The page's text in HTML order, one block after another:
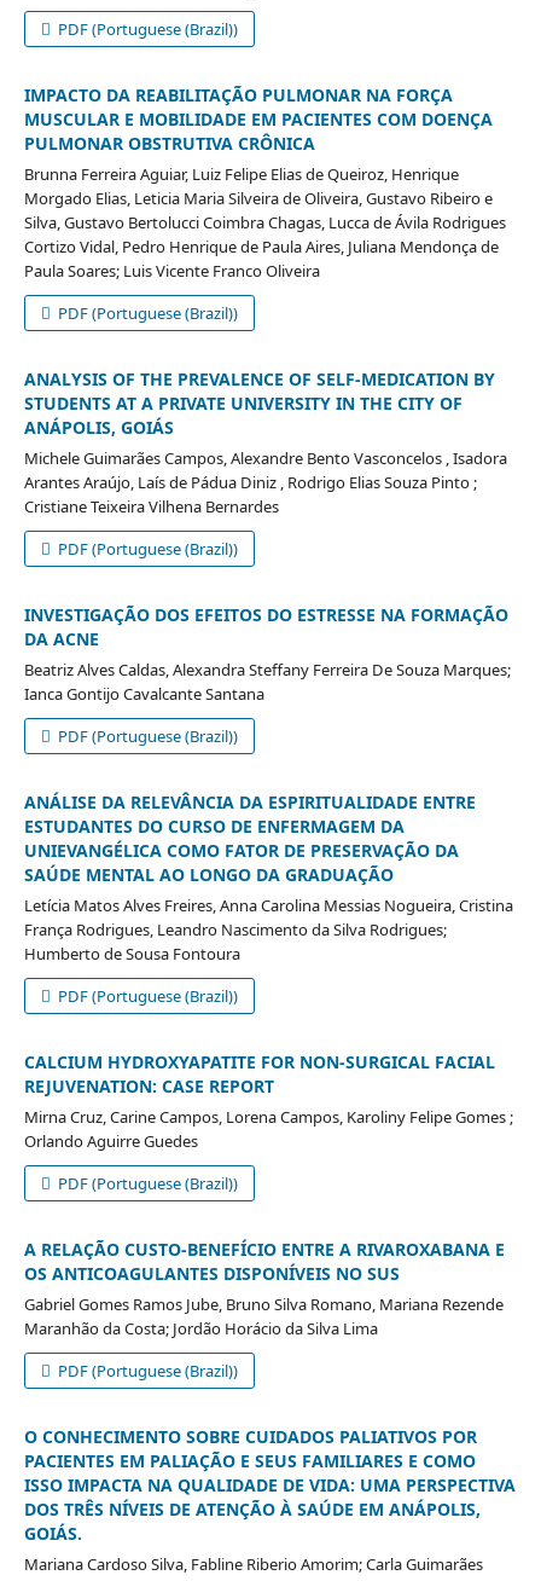
PDF (Portuguese (Brazil))
IMPACTO DA REABILITAÇÃO PULMONAR NA FORÇA
MUSCULAR E MOBILIDADE EM PACIENTES COM DOENÇA
PULMONAR OBSTRUTIVA CRÔNICA
Brunna Ferreira Aguiar, Luiz Felipe Elias de Queiroz, Henrique
Morgado Elias, Leticia Maria Silveira de Oliveira, Gustavo Ribeiro e
Silva, Gustavo Bertolucci Coimbra Chagas, Lucca de Ávila Rodrigues
Cortizo Vidal, Pedro Henrique de Paula Aires, Juliana Mendonça de
Paula Soares; Luis Vicente Franco Oliveira
PDF (Portuguese (Brazil))
ANALYSIS OF THE PREVALENCE OF SELF-MEDICATION BY
STUDENTS AT A PRIVATE UNIVERSITY IN THE CITY OF
ANÁPOLIS, GOIÁS
Michele Guimarães Campos, Alexandre Bento Vasconcelos , Isadora
Arantes Araújo, Laís de Pádua Diniz , Rodrigo Elias Souza Pinto ;
Cristiane Teixeira Vilhena Bernardes
PDF (Portuguese (Brazil))
INVESTIGAÇÃO DOS EFEITOS DO ESTRESSE NA FORMAÇÃO
DA ACNE
Beatriz Alves Caldas, Alexandra Steffany Ferreira De Souza Marques;
Ianca Gontijo Cavalcante Santana
PDF (Portuguese (Brazil))
ANÁLISE DA RELEVÂNCIA DA ESPIRITUALIDADE ENTRE
ESTUDANTES DO CURSO DE ENFERMAGEM DA
UNIEVANGÉLICA COMO FATOR DE PRESERVAÇÃO DA
SAÚDE MENTAL AO LONGO DA GRADUAÇÃO
Letícia Matos Alves Freires, Anna Carolina Messias Nogueira, Cristina
França Rodrigues, Leandro Nascimento da Silva Rodrigues;
Humberto de Sousa Fontoura
PDF (Portuguese (Brazil))
CALCIUM HYDROXYAPATITE FOR NON-SURGICAL FACIAL
REJUVENATION: CASE REPORT
Mirna Cruz, Carine Campos, Lorena Campos, Karoliny Felipe Gomes ;
Orlando Aguirre Guedes
PDF (Portuguese (Brazil))
A RELAÇÃO CUSTO-BENEFÍCIO ENTRE A RIVAROXABANA E
OS ANTICOAGULANTES DISPONÍVEIS NO SUS
Gabriel Gomes Ramos Jube, Bruno Silva Romano, Mariana Rezende
Maranhão da Costa; Jordão Horácio da Silva Lima
PDF (Portuguese (Brazil))
O CONHECIMENTO SOBRE CUIDADOS PALIATIVOS POR
PACIENTES EM PALIAÇÃO E SEUS FAMILIARES E COMO
ISSO IMPACTA NA QUALIDADE DE VIDA: UMA PERSPECTIVA
DOS TRÊS NÍVEIS DE ATENÇÃO À SAÚDE EM ANÁPOLIS,
GOIÁS.
Mariana Cardoso Silva, Fabline Riberio Amorim; Carla Guimarães